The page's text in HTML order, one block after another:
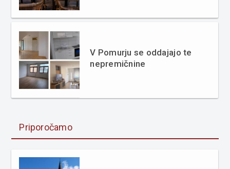
V Pomurju se oddajajo te
nepremičnine
Priporočamo